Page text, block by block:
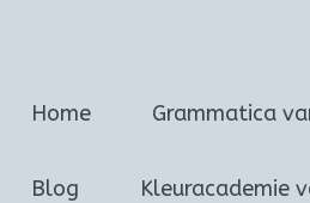
naar
inhoud
Home Grammatica
Blog Kleuracademie